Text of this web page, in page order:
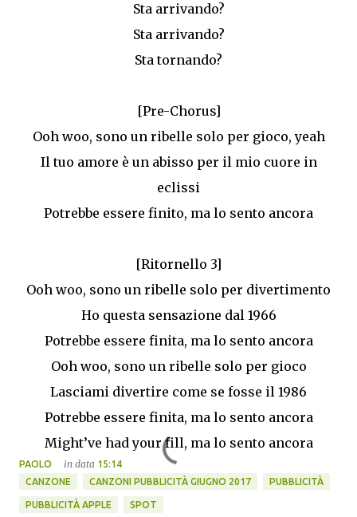
Sta arrivando?
Sta arrivando?
Sta tornando?
[Pre-Chorus]
Ooh woo, sono un ribelle solo per gioco, yeah
Il tuo amore è un abisso per il mio cuore in
eclissi
Potrebbe essere finito, ma lo sento ancora
[Ritornello 3]
Ooh woo, sono un ribelle solo per divertimento
Ho questa sensazione dal 1966
Potrebbe essere finita, ma lo sento ancora
Ooh woo, sono un ribelle solo per gioco
Lasciami divertire come se fosse il 1986
Potrebbe essere finita, ma lo sento ancora
Might’ve had your fill, ma lo sento ancora
PAOLO in data 15:14
CANZONE
CANZONI PUBBLICITÀ GIUGNO 2017 PUBBLICITÀ
PUBBLICITÀ APPLE SPOT